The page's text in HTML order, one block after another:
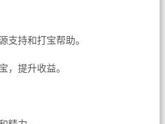
支持和打宝帮助。
，提升收益。